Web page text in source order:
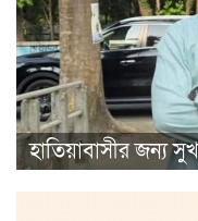
হাতিয়াবাসীর জন্য